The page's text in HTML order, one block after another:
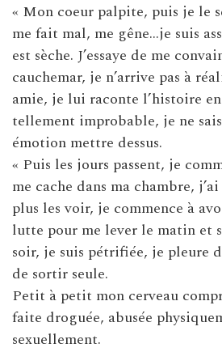
« Mon coeur palpite, puis je le
me fait mal, me gêne…je suis
est sèche. J’essaye de me
cauchemar, je n’arrive pas à
amie, je lui raconte l’histoire
tellement improbable, je ne
émotion mettre dessus.
« Puis les jours passent, je
me cache dans ma chambre,
plus les voir, je commence à
lutte pour me lever le matin et
soir, je suis pétrifiée, je pleure
de sortir seule.
Petit à petit mon cerveau
faite droguée, abusée
sexuellement.